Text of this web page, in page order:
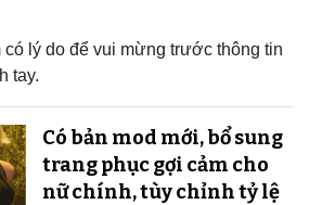
có lý do để vui mừng trước thông tin
tay.
Có bản mod mới, bổ sung
trang phục gợi cảm cho
nữ chính, tùy chỉnh tỷ lệ